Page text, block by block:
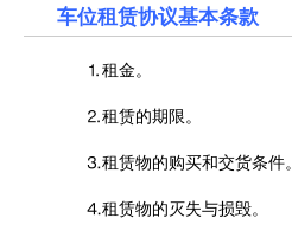
车位租赁协议基本条款
⒈租金。
⒉租赁的期限。
⒊租赁物的购买和交货条件。
⒋租赁物的灭失与损毁。